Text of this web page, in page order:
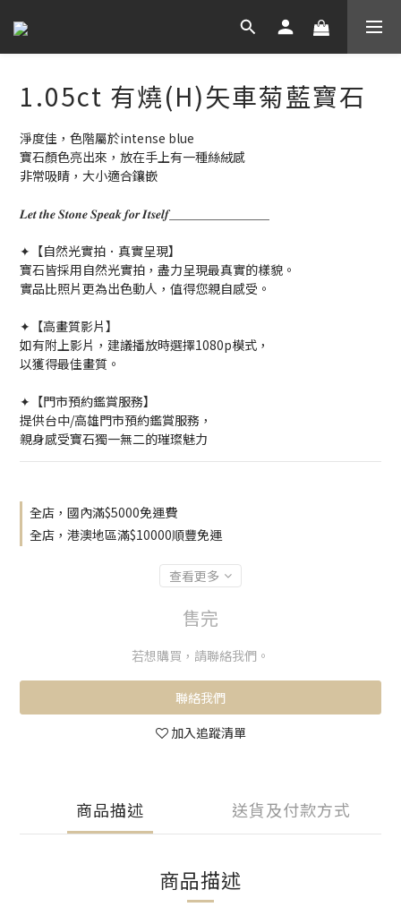
1.05ct 有燒(H)矢車菊藍寶石
淨度佳，色階屬於intense blue
寶石顏色亮出來，放在手上有一種絲絨感
非常吸睛，大小適合鑲嵌
𝑳𝒆𝒕 𝒕𝒉𝒆 𝑺𝒕𝒐𝒏𝒆 𝑺𝒑𝒆𝒂𝒌 𝒇𝒐𝒓 𝑰𝒕𝒔𝒆𝒍𝒇＿＿＿＿＿＿＿＿
✦【自然光實拍．真實呈現】
寶石皆採用自然光實拍，盡力呈現最真實的樣貌。
實品比照片更為出色動人，值得您親自感受。
✦【高畫質影片】
如有附上影片，建議播放時選擇1080p模式，
以獲得最佳畫質。
✦【門市預約鑑賞服務】
提供台中/高雄門市預約鑑賞服務，
親身感受寶石獨一無二的璀璨魅力
全店，國內滿$5000免運費
全店，港澳地區滿$10000順豐免運
查看更多
售完
若想購買，請聯絡我們。
聯絡我們
加入追蹤清單
商品描述 送貨及付款方式
商品描述